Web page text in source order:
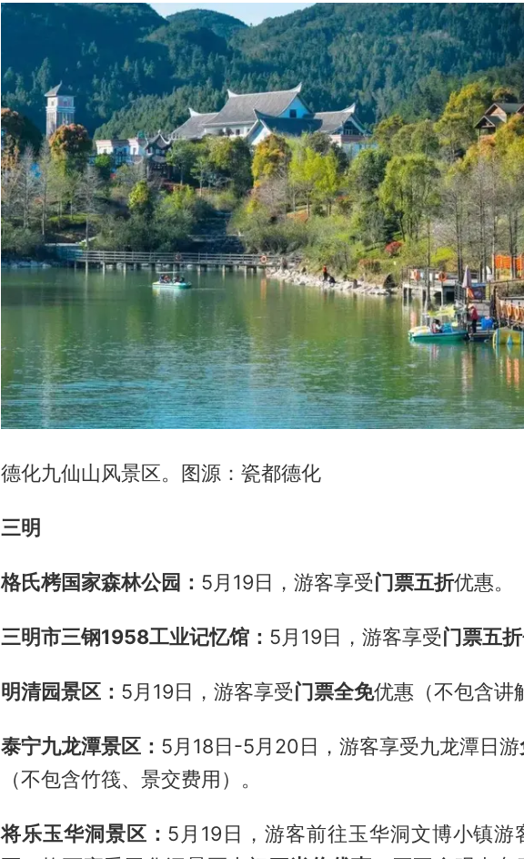
德化九仙山风景区。图源：瓷都德化
三明
格氏栲国家森林公园： 5月19日，游客享受门票五折优惠。
三明市三钢1958工业记忆馆： 5月19日，游客享受门票五折
明清园景区： 5月19日，游客享受门票全免优惠（不包含讲
泰宁九龙潭景区： 5月18日-5月20日，游客享受九龙潭日游
（不包含竹筏、景交费用）。
将乐玉华洞景区： 5月19日，游客前往玉华洞文博小镇游